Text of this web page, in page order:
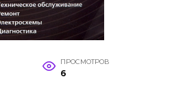
ПРОСМОТРОВ
6